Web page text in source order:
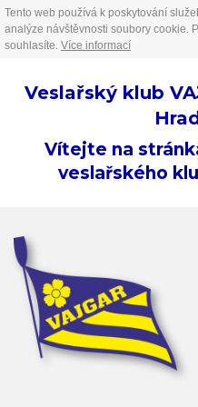
Tento web používá k poskytování
analýze návštěvnosti soubory cookie.
souhlasíte. Více informací
Veslařský klub
Vítejte na
veslařského